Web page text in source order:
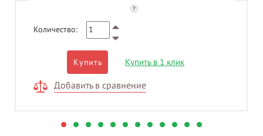
?
Количество:
Купить Купить в 1 клик
Добавить в сравнение